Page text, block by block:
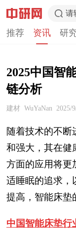
请
推荐 资讯 研
2025中国智
链分析
建材 WuYaNan 2025/
随着技术的不断
和强大，其在健
方面的应用将更
适睡眠的追求，
提高，智能床垫
中国智能床垫行